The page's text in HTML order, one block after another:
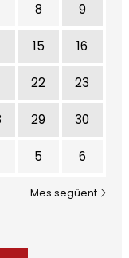
8 9
15 16
22 23
29 30
5 6
Mes següent